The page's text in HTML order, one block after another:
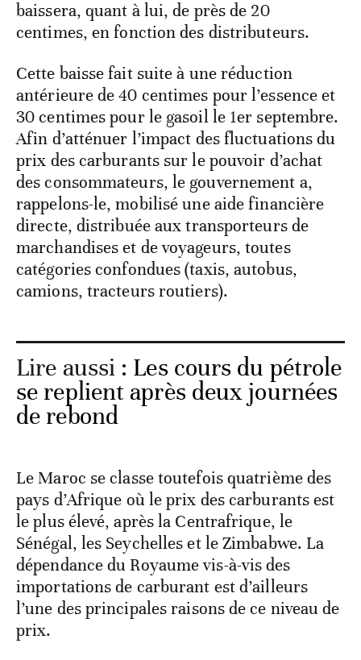
baissera, quant à lui, de près de 20
centimes, en fonction des distributeurs.
Cette baisse fait suite à une réduction
antérieure de 40 centimes pour l’essence et
30 centimes pour le gasoil le 1er septembre.
Afin d’atténuer l’impact des fluctuations du
prix des carburants sur le pouvoir d’achat
des consommateurs, le gouvernement a,
rappelons-le, mobilisé une aide financière
directe, distribuée aux transporteurs de
marchandises et de voyageurs, toutes
catégories confondues (taxis, autobus,
camions, tracteurs routiers).
Lire aussi : Les cours du pétrole
se replient après deux journées
de rebond
Le Maroc se classe toutefois quatrième des
pays d’Afrique où le prix des carburants est
le plus élevé, après la Centrafrique, le
Sénégal, les Seychelles et le Zimbabwe. La
dépendance du Royaume vis-à-vis des
importations de carburant est d’ailleurs
l’une des principales raisons de ce niveau de
prix.